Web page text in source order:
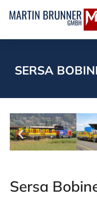
SERSA
Sersa